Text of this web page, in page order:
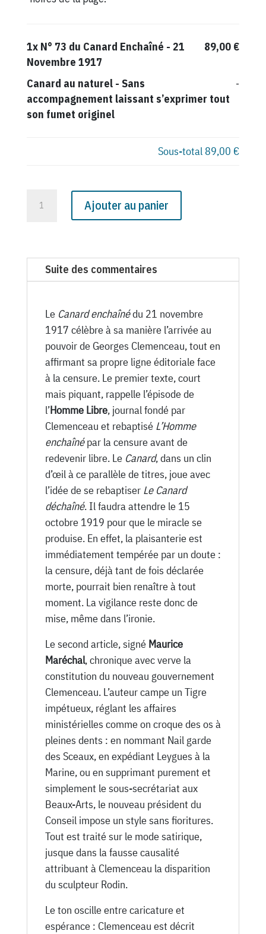
1x N° 73 du Canard Enchaîné - 21
Novembre 1917
89,00 €
Canard au naturel- Sans
accompagnement laissant s’exprimer tout
son fumet originel
-
Sous-total 89,00 €
du
Canard
Novembre
1917
Ajouter au panier
Suite des commentaires
Le Canard enchaînédu 21 novembre
1917 célèbre à sa manière l’arrivée au
pouvoir de Georges Clemenceau, tout en
affirmant sa propre ligne éditoriale face
à la censure. Le premier texte, court
mais piquant, rappelle l’épisode de
l’Homme Libre, journal fondé par
Clemenceau et rebaptisé L’Homme
enchaînépar la censure avant de
redevenir libre. Le Canard, dans un clin
d’œil à ce parallèle de titres, joue avec
l’idée de se rebaptiser Le Canard
déchaîné. Il faudra attendre le 15
octobre 1919 pour que le miracle se
produise. En effet, la plaisanterie est
immédiatement tempérée par un doute :
la censure, déjà tant de fois déclarée
morte, pourrait bien renaître à tout
moment. La vigilance reste donc de
mise, même dans l’ironie.
Le second article, signé Maurice
Maréchal, chronique avec verve la
constitution du nouveau gouvernement
Clemenceau. L’auteur campe un Tigre
impétueux, réglant les affaires
ministérielles comme on croque des os à
pleines dents : en nommant Nail garde
des Sceaux, en expédiant Leygues à la
Marine, ou en supprimant purement et
simplement le sous-secrétariat aux
Beaux-Arts, le nouveau président du
Conseil impose un style sans fioritures.
Tout est traité sur le mode satirique,
jusque dans la fausse causalité
attribuant à Clemenceau la disparition
du sculpteur Rodin.
Le ton oscille entre caricature et
espérance : Clemenceau est décrit